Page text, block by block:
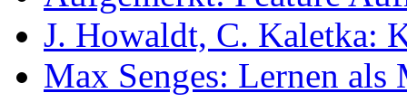
J. Howaldt, C. Kaletka:
Max Senges: Lernen als